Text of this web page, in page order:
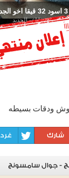
ودقات بسيطه
شارك غرد
- جوال سامسونج